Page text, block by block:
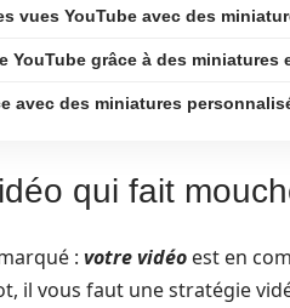
vues YouTube avec des
YouTube grâce à des miniatures
avec des miniatures
qui fait
: votre vidéo est en
il vous faut une stratégie